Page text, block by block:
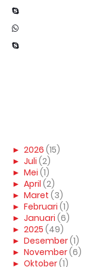
► 2026 (15)
► Juli (2)
► Mei (1)
► April (2)
► Maret (3)
► Februari (1)
► Januari (6)
► 2025 (49)
► Desember(1)
► November(6)
► Oktober(1)